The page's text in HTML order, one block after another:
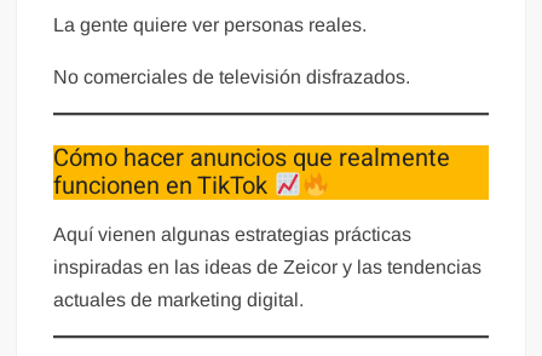
La gente quiere ver personas reales.
No comerciales de televisión disfrazados.
Cómo hacer anuncios que realmente
funcionen en TikTok
Aquí vienen algunas estrategias prácticas
inspiradas en las ideas de Zeicor y las tendencias
actuales de marketing digital.